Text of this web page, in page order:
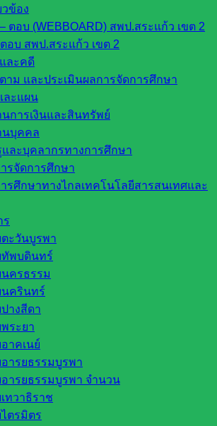
ข้อง
ตอบ (WEBBOARD) สพป.สระแก้ว เขต 2
อบ สพป.สระแก้ว เขต 2
ละคดี
าม และประเมินผลการจัดการศึกษา
ละแผน
การเงินและสินทรัพย์
นบุคคล
ละบุคลากรทางการศึกษา
รจัดการศึกษา
รศึกษาทางไกลเทคโนโลยีสารสนเทศและ
ร
ะวันบูรพา
ทัพบดินทร์
ครธรรม
นครินทร์
างสีดา
ระยา
าคเนย์
ารยธรรมบูรพา
ารยธรรมบูรพา จำนวน
ทวาธิราช
ตรมิตร